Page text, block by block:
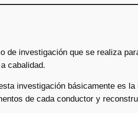
de investigación que se realiza
cabalidad.
investigación básicamente es
de cada conductor y